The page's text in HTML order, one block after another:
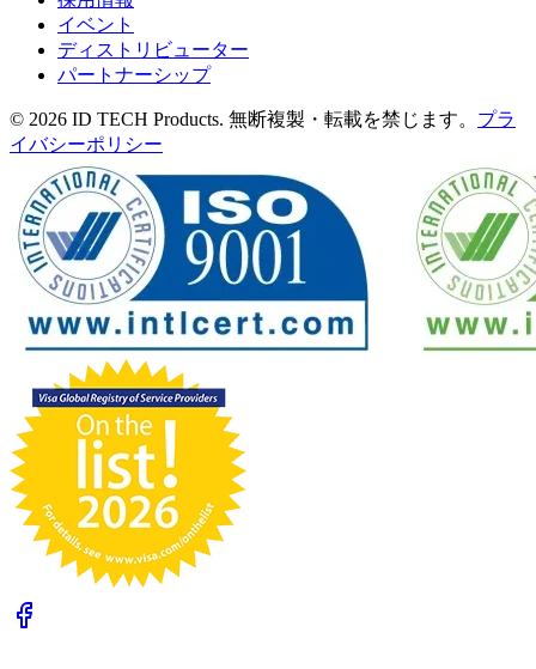
イベント
ディストリビューター
パートナーシップ
© 2026 ID TECH Products. 無断複製・転載を禁じます。 プラ
イバシーポリシー